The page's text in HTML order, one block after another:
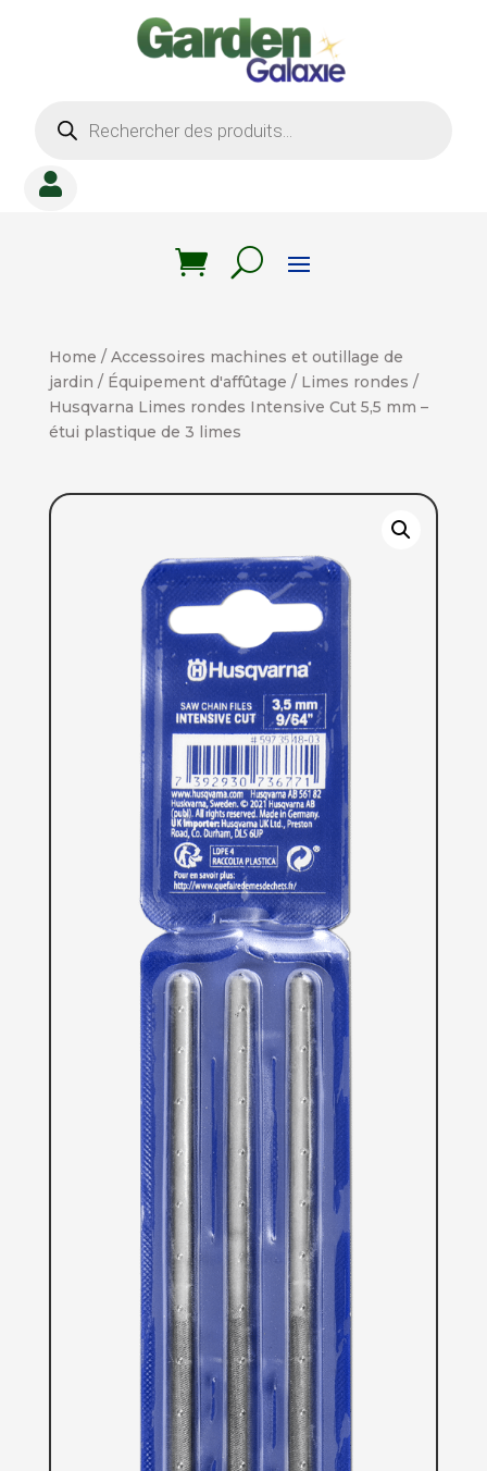
produits

Home / Accessoires machines et outillage de
jardin / Équipement d'affûtage / Limes rondes /
Husqvarna Limes rondes Intensive Cut 5,5 mm –
étui plastique de 3 limes